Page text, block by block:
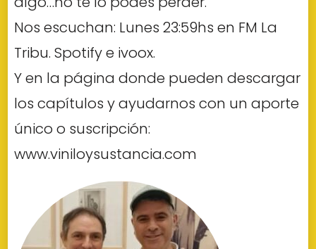
Nos escuchan: Lunes 23:59hs en FM La
Tribu. Spotify e ivoox.
Y en la página donde pueden descargar
los capítulos y ayudarnos con un aporte
único o suscripción:
www.viniloysustancia.com